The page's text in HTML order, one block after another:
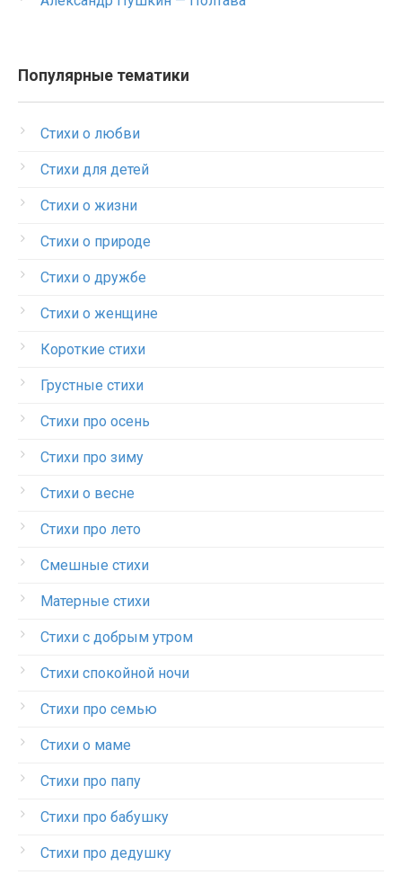
Популярные тематики
Стихи о любви
Стихи для детей
Стихи о жизни
Стихи о природе
Стихи о дружбе
Стихи о женщине
Короткие стихи
Грустные стихи
Стихи про осень
Стихи про зиму
Стихи о весне
Стихи про лето
Смешные стихи
Матерные стихи
Стихи с добрым утром
Стихи спокойной ночи
Стихи про семью
Стихи о маме
Стихи про папу
Стихи про бабушку
Стихи про дедушку